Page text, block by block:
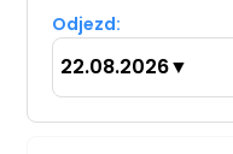
Odjezd:
22.08.2026▼